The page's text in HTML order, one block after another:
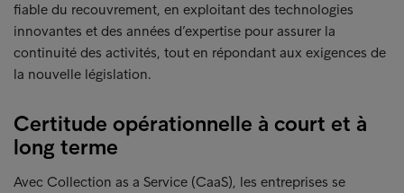
fiable du recouvrement, en exploitant des technologies
innovantes et des années d’expertise pour assurer la
continuité des activités, tout en répondant aux exigences de
la nouvelle législation.
Certitude opérationnelle à court et à
long terme
Avec Collection as a Service (CaaS), les entreprises se